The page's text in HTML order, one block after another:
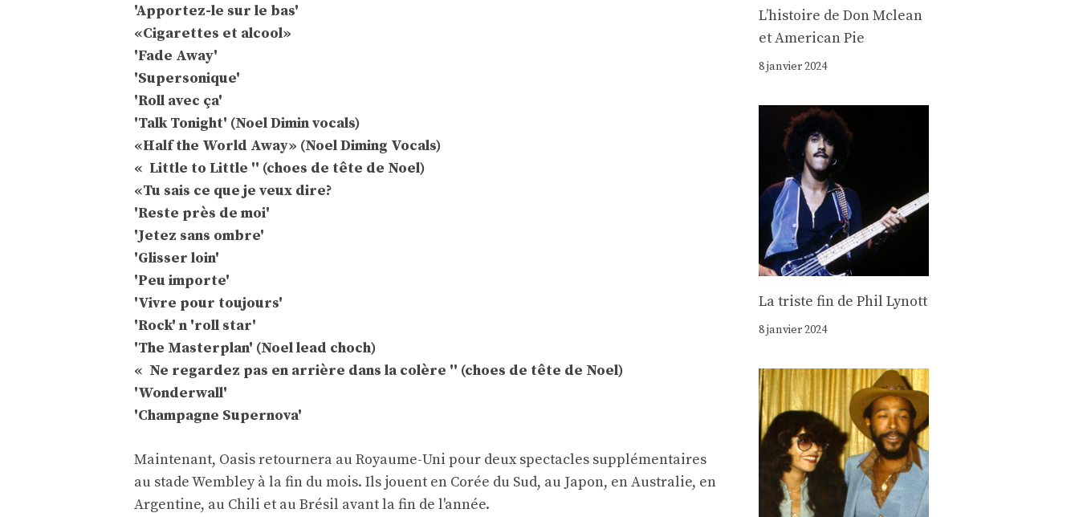
'Apportez-le sur le bas'
«Cigarettes et alcool»
'Fade Away'
'Supersonique'
'Roll avec ça'
'Talk Tonight' (Noel Dimin vocals)
«Half the World Away» (Noel Diming Vocals)
« Little to Little '' (choes de tête de Noel)
«Tu sais ce que je veux dire?
'Reste près de moi'
'Jetez sans ombre'
'Glisser loin'
'Peu importe'
'Vivre pour toujours'
'Rock' n 'roll star'
'The Masterplan' (Noel lead choch)
« Ne regardez pas en arrière dans la colère '' (choes de tête de Noel)
'Wonderwall'
'Champagne Supernova'
Maintenant, Oasis retournera au Royaume-Uni pour deux spectacles supplémentaires
au stade Wembley à la fin du mois. Ils jouent en Corée du Sud, au Japon, en Australie, en
Argentine, au Chili et au Brésil avant la fin de l'année.
Lʼhistoire de Don Mclean
et American Pie
8 janvier 2024
La triste fin de Phil Lynott
8 janvier 2024